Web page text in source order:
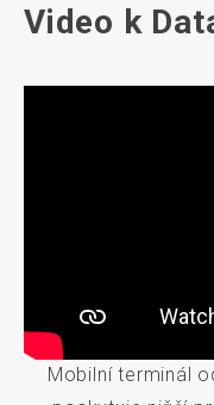
Video k
Mobilní terminál